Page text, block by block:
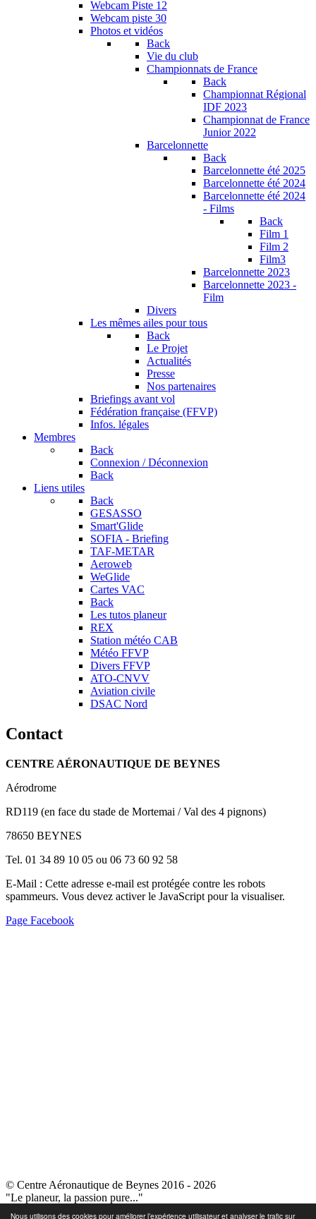
Nous utilisons des cookies pour améliorer l’expérience utilisateur et analyser le trafic sur
Webcam Piste 12
Webcam piste 30
Photos et vidéos
Back
Vie du club
Championnats de France
Back
Championnat Régional
IDF 2023
Championnat de France
Junior 2022
Barcelonnette
Back
Barcelonnette été 2025
Barcelonnette été 2024
Barcelonnette été 2024
- Films
Back
Film 1
Film 2
Film3
Barcelonnette 2023
Barcelonnette 2023 -
Film
Divers
Les mêmes ailes pour tous
Back
Le Projet
Actualités
Presse
Nos partenaires
Briefings avant vol
Fédération française (FFVP)
Infos. légales
Membres
Back
Connexion / Déconnexion
Back
Liens utiles
Back
GESASSO
Smart'Glide
SOFIA - Briefing
TAF-METAR
Aeroweb
WeGlide
Cartes VAC
Back
Les tutos planeur
REX
Station météo CAB
Météo FFVP
Divers FFVP
ATO-CNVV
Aviation civile
DSAC Nord
Contact
CENTRE AÉRONAUTIQUE DE BEYNES
Aérodrome
RD119 (en face du stade de Mortemai / Val des 4 pignons)
78650 BEYNES
Tel. 01 34 89 10 05 ou 06 73 60 92 58
E-Mail : Cette adresse e-mail est protégée contre les robots
spammeurs. Vous devez activer le JavaScript pour la visualiser.
Page Facebook
© Centre Aéronautique de Beynes 2016 - 2026
"Le planeur, la passion pure..."